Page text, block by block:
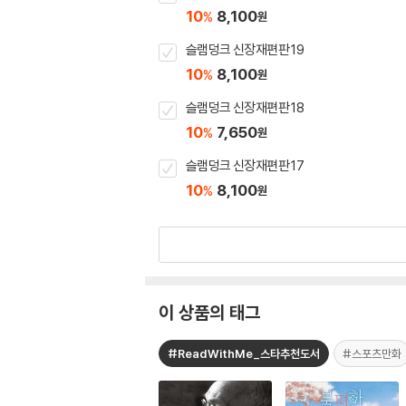
10% 8,100원
슬램덩크 신장재편판 19
10% 8,100원
슬램덩크 신장재편판 18
10% 7,650원
슬램덩크 신장재편판 17
10% 8,100원
이 상품의 태그
#ReadWithMe_스타추천도서 #스포츠만화